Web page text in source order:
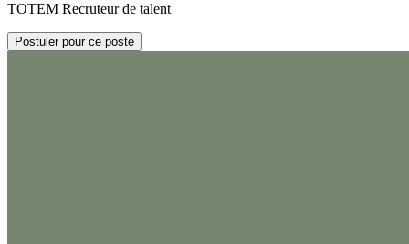
TOTEM Recruteur de talent
Postuler pour ce poste